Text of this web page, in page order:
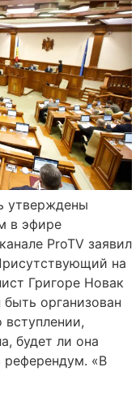
утверждены
в эфире
ProTV заявил
на
Григоре Новак
организован
вступлении,
будет ли она
референдум. «В